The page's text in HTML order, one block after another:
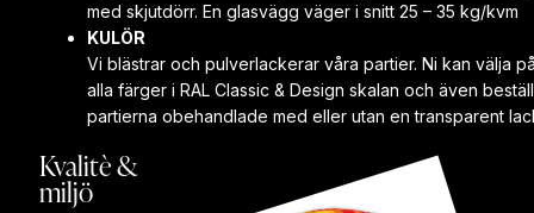
med skjutdörr. En glasvägg väger i snitt 25 – 35 kg/kvm
KULÖR
Vi blästrar och pulverlackerar våra partier. Ni kan välja
alla färger i RAL Classic & Design skalan och även
partierna obehandlade med eller utan en transparent
Kvalitè &
miljö